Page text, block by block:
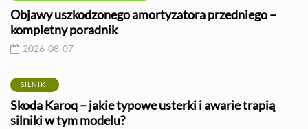
Objawy uszkodzonego amortyzatora przedniego –
kompletny poradnik
2026-08-07
SILNIKI
Skoda Karoq – jakie typowe usterki i awarie trapią
silniki w tym modelu?